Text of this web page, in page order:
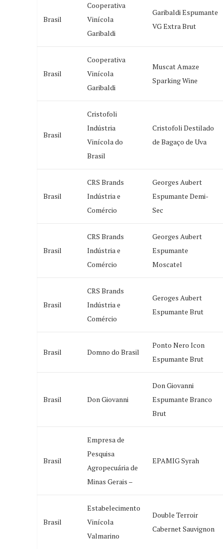
Brasil
Cooperativa
Vinícola
Garibaldi
Garibaldi Espumante
VG Extra Brut
Brasil
Cooperativa
Vinícola
Garibaldi
Muscat Amaze
Sparking Wine
Brasil
Cristofoli
Indústria
Vinícola do
Brasil
Cristofoli Destilado
de Bagaço de Uva
Brasil
CRS Brands
Indústria e
Comércio
Georges Aubert
Espumante Demi-
Sec
Brasil
CRS Brands
Indústria e
Comércio
Georges Aubert
Espumante
Moscatel
Brasil
CRS Brands
Indústria e
Comércio
Geroges Aubert
Espumante Brut
Brasil Domno do Brasil
Ponto Nero Icon
Espumante Brut
Brasil Don Giovanni
Don Giovanni
Espumante Branco
Brut
Brasil
Empresa de
Pesquisa
Agropecuária de
Minas Gerais –
EPAMIG Syrah
Brasil
Estabelecimento
Vinícola
Valmarino
Double Terroir
Cabernet Sauvignon